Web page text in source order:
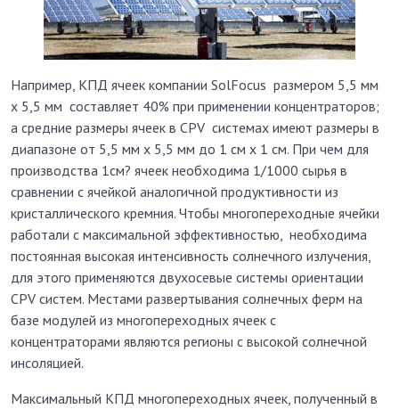
Например, КПД ячеек компании SolFocus размером 5,5 мм
х 5,5 мм составляет 40% при применении концентраторов;
а средние размеры ячеек в СРV системах имеют размеры в
диапазоне от 5,5 мм х 5,5 мм до 1 см х 1 см. При чем для
производства 1см? ячеек необходима 1/1000 сырья в
сравнении с ячейкой аналогичной продуктивности из
кристаллического кремния. Чтобы многопереходные ячейки
работали с максимальной эффективностью, необходима
постоянная высокая интенсивность солнечного излучения,
для этого применяются двухосевые системы ориентации
СРV систем. Местами развертывания солнечных ферм на
базе модулей из многопереходных ячеек с
концентраторами являются регионы с высокой солнечной
инсоляцией.
Максимальный КПД многопереходных ячеек, полученный в